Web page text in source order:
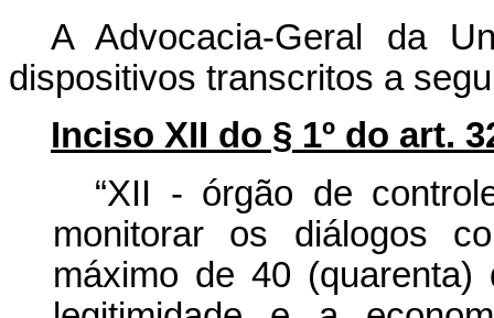
A Advocacia-Geral da
dispositivos transcritos a
Inciso XII do § 1º do art.
“XII - órgão de
monitorar os diálogos
máximo de 40